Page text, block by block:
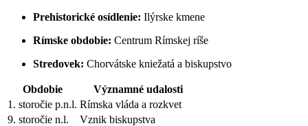
Prehistorické osídlenie: Ilýrske kmene
Rímske obdobie: Centrum Rímskej ríše
Stredovek: Chorvátske kniežatá a biskupstvo
Obdobie
Významné udalosti
1. storočie p.n.l. Rímska vláda a rozkvet
9. storočie n.l.
Vznik biskupstva